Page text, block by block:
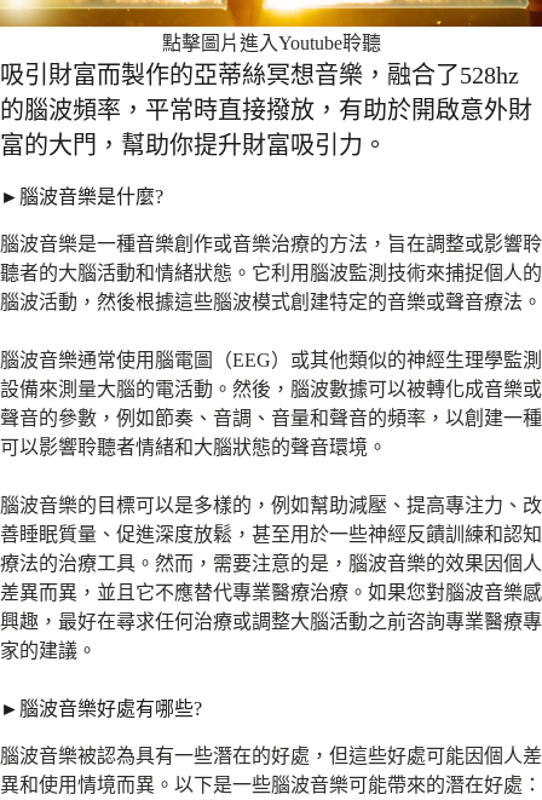
點擊圖片進入Youtube聆聽
吸引財富而製作的亞蒂絲冥想音樂，融合了528hz
的腦波頻率，平常時直接撥放，有助於開啟意外財
富的大門，幫助你提升財富吸引力。
►腦波音樂是什麼?
腦波音樂是一種音樂創作或音樂治療的方法，旨在調整或影響聆
聽者的大腦活動和情緒狀態。它利用腦波監測技術來捕捉個人的
腦波活動，然後根據這些腦波模式創建特定的音樂或聲音療法。
腦波音樂通常使用腦電圖（EEG）或其他類似的神經生理學監測
設備來測量大腦的電活動。然後，腦波數據可以被轉化成音樂或
聲音的參數，例如節奏、音調、音量和聲音的頻率，以創建一種
可以影響聆聽者情緒和大腦狀態的聲音環境。
腦波音樂的目標可以是多樣的，例如幫助減壓、提高專注力、改
善睡眠質量、促進深度放鬆，甚至用於一些神經反饋訓練和認知
療法的治療工具。然而，需要注意的是，腦波音樂的效果因個人
差異而異，並且它不應替代專業醫療治療。如果您對腦波音樂感
興趣，最好在尋求任何治療或調整大腦活動之前咨詢專業醫療專
家的建議。
►腦波音樂好處有哪些?
腦波音樂被認為具有一些潛在的好處，但這些好處可能因個人差
異和使用情境而異。以下是一些腦波音樂可能帶來的潛在好處：